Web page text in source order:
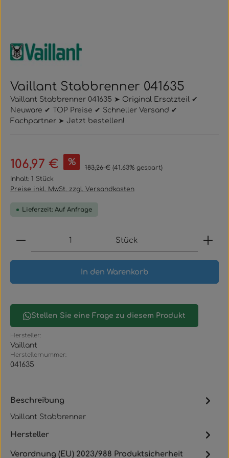
Vaillant Stabbrenner 041635
Vaillant Stabbrenner 041635 ➤ Original Ersatzteil ✔
Neuware ✔ TOP Preise ✔ Schneller Versand ✔
Fachpartner ➤ Jetzt bestellen!
Verkaufspreis:
106,97 € % Regulärer Preis:
183,26 € (41.63% gespart)
Inhalt: 1 Stück
Preise inkl. MwSt. zzgl. Versandkosten
Lieferzeit: Auf Anfrage
Produkt Anzahl: Gib den gewünschten Wert
Stück
In den Warenkorb
Stellen Sie eine Frage zu diesem Produkt
Hersteller:
Vaillant
Herstellernummer:
041635
Beschreibung
Vaillant Stabbrenner
Hersteller
Verordnung (EU) 2023/988 Produktsicherheit